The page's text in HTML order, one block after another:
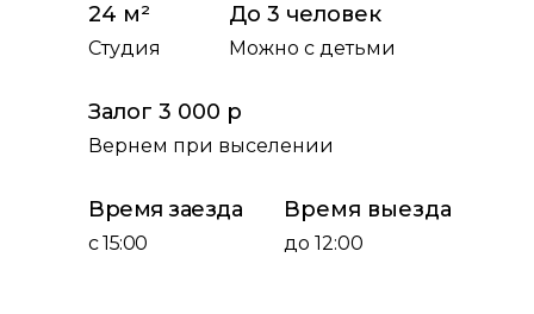
24 м²
Студия
До 3 человек
Можно с детьми
Залог 3 000 р
Вернем при выселении
Время заезда
с 15:00
Время выезда
до 12:00